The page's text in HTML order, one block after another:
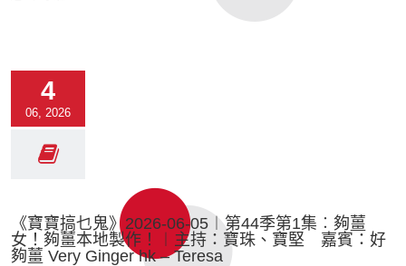
4
06, 2026
《寶寶搞乜鬼》2026-06-05︱第44季第1集︰夠薑
女！夠薑本地製作！︱主持：寶珠、寶堅 嘉賓：好
夠薑 Very Ginger hk – Teresa